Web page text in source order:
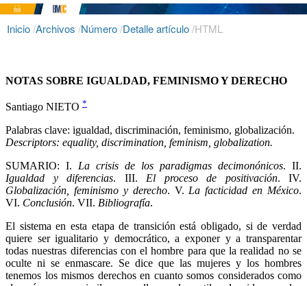
Inicio/Archivos /Número/Detalle artículo/HTML